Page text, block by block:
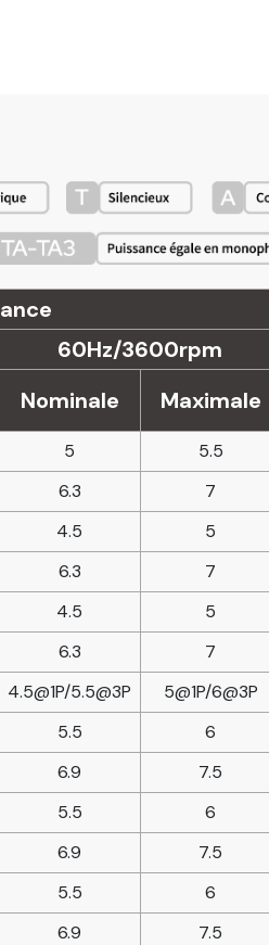
60Hz/3600rpm
Nominale Maximale
5 5.5
6.3 7
4.5 5
6.3 7
4.5 5
6.3 7
4.5@1P/5.5@3P 5@1P/6@3P
5.5 6
6.9 7.5
5.5 6
6.9 7.5
5.5 6
6.9 7.5